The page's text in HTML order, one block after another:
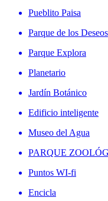
Pueblito Paisa
Parque de los Deseos
Parque Explora
Planetario
Jardín Botánico
Edificio inteligente
Museo del Agua
PARQUE
Puntos WI-fi
Encicla